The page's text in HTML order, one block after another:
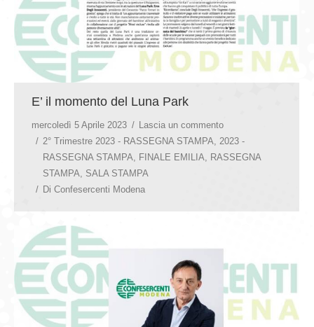
E’ il momento del Luna Park
mercoledì 5 Aprile 2023
Lascia un commento
2° Trimestre 2023 - RASSEGNA STAMPA
2023 -
RASSEGNA STAMPA
FINALE EMILIA
RASSEGNA
STAMPA
SALA STAMPA
Di Confesercenti Modena